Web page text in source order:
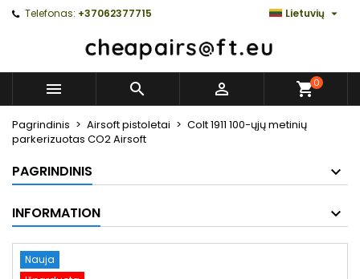
Telefonas: +37062377715 Lietuvių 
   0
Pagrindinis Airsoft pistoletai
Colt 1911 100-ųjų metinių
parkerizuotas CO2 Airsoft
PAGRINDINIS
INFORMATION
Nauja